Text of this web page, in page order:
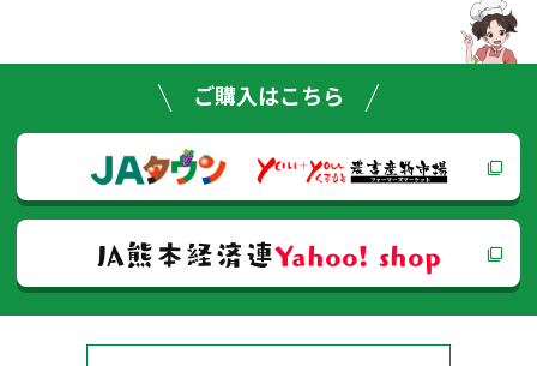
ゲー
ショ
ン
ご購入はこちら
JA熊本経済連Yahoo! shop